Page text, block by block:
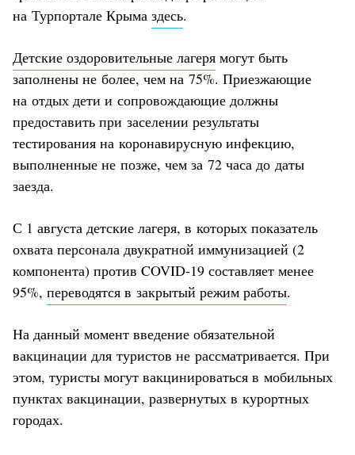
на Турпортале Крыма здесь.
Детские оздоровительные лагеря могут быть
заполнены не более, чем на 75%. Приезжающие
на отдых дети и сопровождающие должны
предоставить при заселении результаты
тестирования на коронавирусную инфекцию,
выполненные не позже, чем за 72 часа до даты
заезда.
С 1 августа детские лагеря, в которых показатель
охвата персонала двукратной иммунизацией (2
компонента) против COVID-19 составляет менее
95%, переводятся в закрытый режим работы.
На данный момент введение обязательной
вакцинации для туристов не рассматривается. При
этом, туристы могут вакцинироваться в мобильных
пунктах вакцинации, развернутых в курортных
городах.